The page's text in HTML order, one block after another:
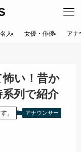
人 女優・俳優 アナ
い！昔か
列で紹介
。 アナウンサー